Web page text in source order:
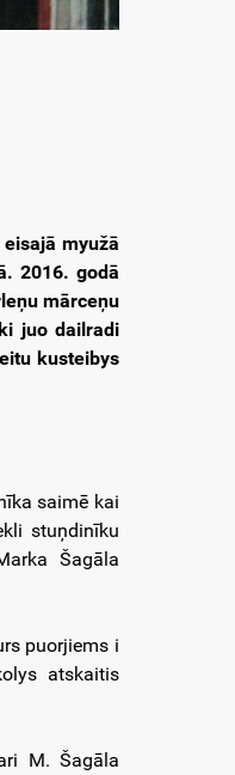
myužā
2016. godā
mārceņu
juo dailradi
kusteibys
saimē kai
stuņdinīku
Šagāla
puorjiems i
atskaitis
M. Šagāla